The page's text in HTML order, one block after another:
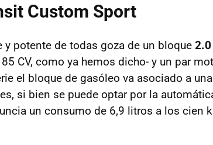
Custom Sport
y potente de todas goza de un bloque 2.0
CV, como ya hemos dicho- y un par
el bloque de gasóleo va asociado a
si bien se puede optar por la
un consumo de 6,9 litros a los cien